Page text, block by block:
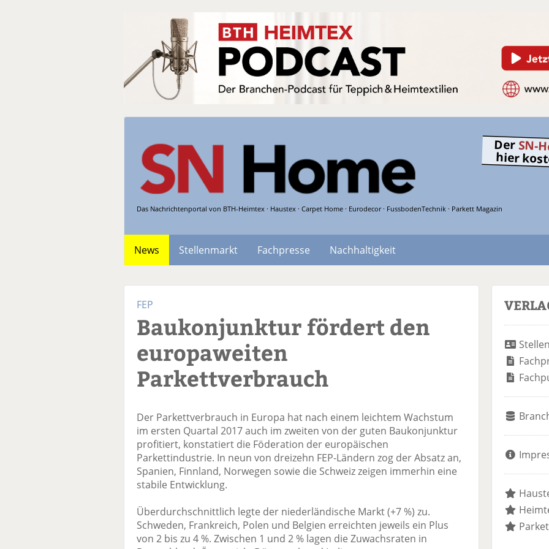
Das Nachrichtenportal von BTH-Heimtex · Haustex · Carpet Home · Eurodecor · FussbodenTechnik · Parkett Magazin
Der SN-
hier
News Stellenmarkt Fachpresse
Nachhaltigkeit
FEP
Baukonjunktur fördert den
europaweiten
Parkettverbrauch
Der Parkettverbrauch in Europa hat nach einem leichtem Wachstum
im ersten Quartal 2017 auch im zweiten von der guten Baukonjunktur
profitiert, konstatiert die Föderation der europäischen
Parkettindustrie. In neun von dreizehn FEP-Ländern zog der Absatz an,
Spanien, Finnland, Norwegen sowie die Schweiz zeigen immerhin eine
stabile Entwicklung.
Überdurchschnittlich legte der niederländische Markt (+7 %) zu.
Schweden, Frankreich, Polen und Belgien erreichten jeweils ein Plus
von 2 bis zu 4 %. Zwischen 1 und 2 % lagen die Zuwachsraten in